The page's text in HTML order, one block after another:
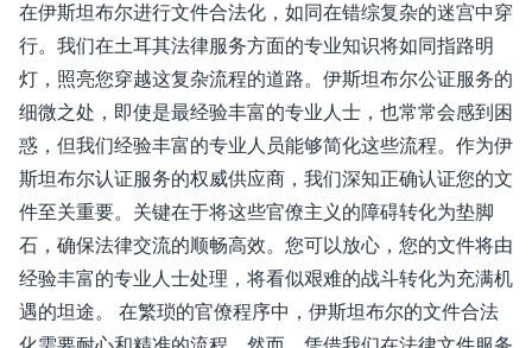
在伊斯坦布尔进行文件合法化，如同在错综复杂的迷宫中穿
行。我们在土耳其法律服务方面的专业知识将如同指路明
灯，照亮您穿越这复杂流程的道路。伊斯坦布尔公证服务的
细微之处，即使是最经验丰富的专业人士，也常常会感到困
惑，但我们经验丰富的专业人员能够简化这些流程。作为伊
斯坦布尔认证服务的权威供应商，我们深知正确认证您的文
件至关重要。关键在于将这些官僚主义的障碍转化为垫脚
石，确保法律交流的顺畅高效。您可以放心，您的文件将由
经验丰富的专业人士处理，将看似艰难的战斗转化为充满机
遇的坦途。 在繁琐的官僚程序中，伊斯坦布尔的文件合法